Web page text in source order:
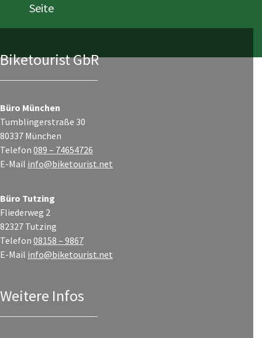
Seite
Biketourist GbR
Büro München
Tumblingerstraße 30
80337 München
Telefon 089 – 74654726
E-Mail info@biketourist.net
Büro Tutzing
Fliederweg 2
82327 Tutzing
Telefon 08158 – 9867
E-Mail info@biketourist.net
Weitere Infos